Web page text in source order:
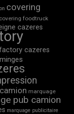
covering
covering foodtruck
cazeres
cazeres
marquage
pub camion
marquage publicitaire